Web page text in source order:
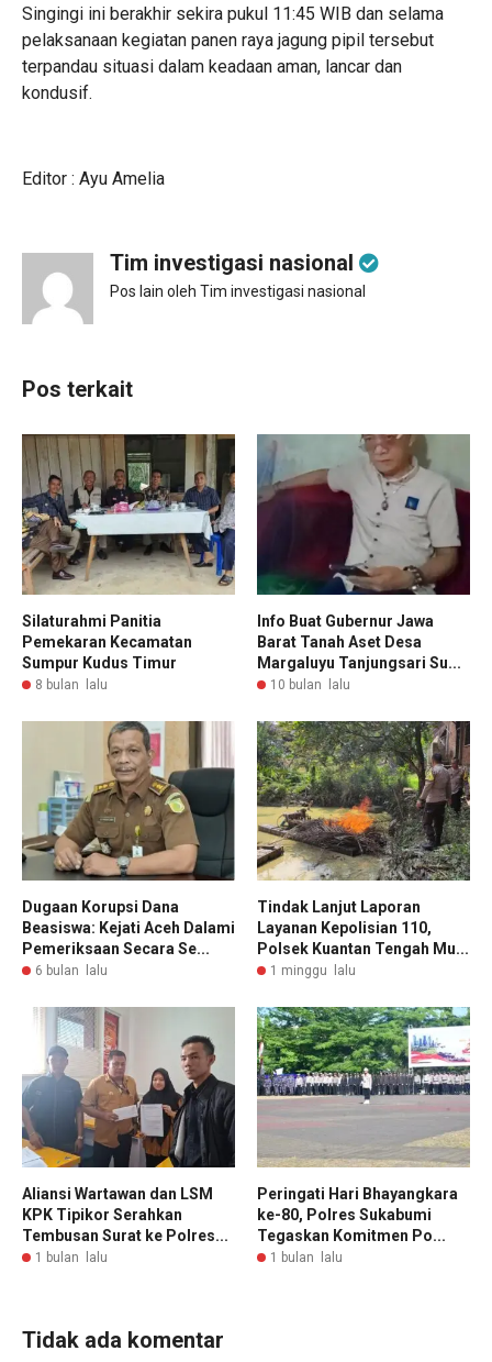
Singingi ini berakhir sekira pukul 11:45 WIB dan selama
pelaksanaan kegiatan panen raya jagung pipil tersebut
terpandau situasi dalam keadaan aman, lancar dan
kondusif.
Editor : Ayu Amelia
Tim investigasi nasional
Pos lain oleh Tim investigasi nasional
Pos terkait
Silaturahmi Panitia
Pemekaran Kecamatan
Sumpur Kudus Timur
8 bulan lalu
Info Buat Gubernur Jawa
Barat Tanah Aset Desa
Margaluyu Tanjungsari Su...
10 bulan lalu
Dugaan Korupsi Dana
Beasiswa: Kejati Aceh Dalami
Pemeriksaan Secara Se...
6 bulan lalu
Tindak Lanjut Laporan
Layanan Kepolisian 110,
Polsek Kuantan Tengah Mu...
1 minggu lalu
Aliansi Wartawan dan LSM
KPK Tipikor Serahkan
Tembusan Surat ke Polres...
1 bulan lalu
Peringati Hari Bhayangkara
ke-80, Polres Sukabumi
Tegaskan Komitmen Po...
1 bulan lalu
Tidak ada komentar